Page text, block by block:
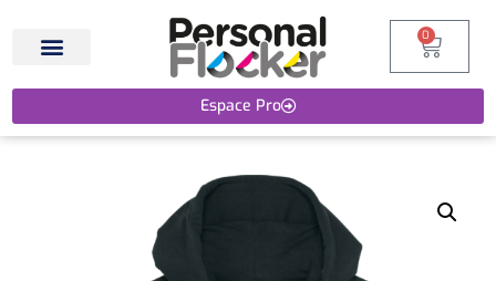
Espace Pro
0